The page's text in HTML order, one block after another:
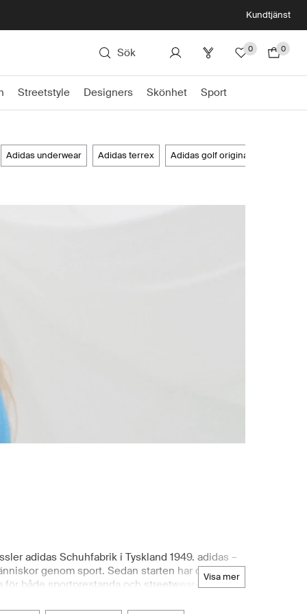
Kundtjänst
Sök 0 0
Streetstyle Designers Skönhet Sport
adidas underwear adidas terrex adidas golf originals
visa mer
adidas Schuhfabrik i Tyskland 1949. adidas –
genom sport. Sedan starten har de
både sportprestanda och streetwear-stil. Att